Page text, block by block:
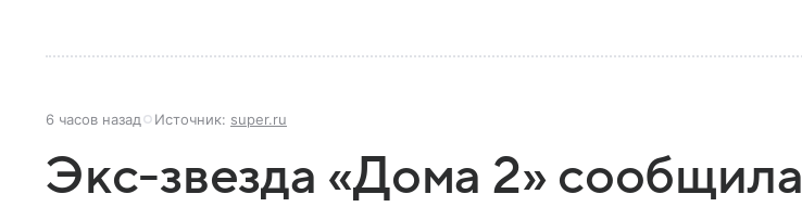
6 часов назад Источник: super.ru
Экс-звезда «Дома 2» сообщила